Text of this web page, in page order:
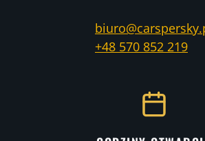
+48 570 852 219